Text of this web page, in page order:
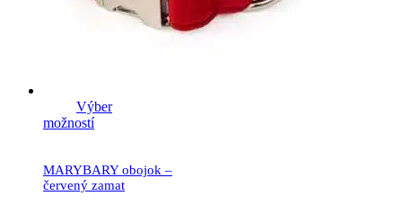
Výber
možností
MARYBARY obojok –
červený zamat